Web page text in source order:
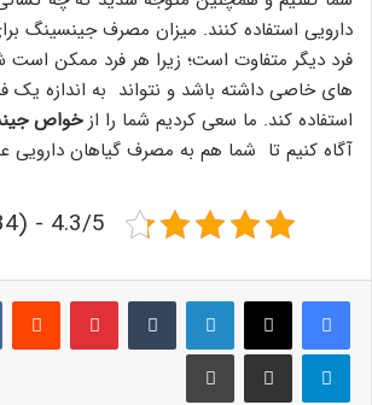
دارویی استفاده کنند. میزان مصرف جینسینگ
فرد دیگر متفاوت است؛ زیرا هر فرد ممکن است
های خاصی داشته باشد و نتواند به اندازه یک
استفاده کند. ما سعی کردیم شما را ازخواص
آگاه کنیم تا شما هم به مصرف گیاهان دارویی
4.3/5 - (34 امتیاز)
لینکدین ‫تامبلر پینترست
تلگرام اشتراک گذاری از طریق ایمیل چاپ